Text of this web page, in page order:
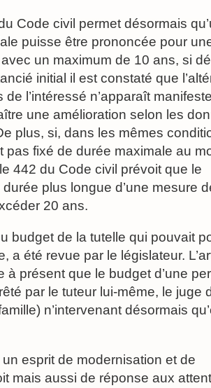
Code civil permet désormais
puisse être prononcée pour
un maximum de 10 ans, si
initial il est constaté que
l’intéressé n’apparaît
une amélioration selon les
plus, si, dans les mêmes
pas fixé de durée maximale au
442 du Code civil prévoit que le
plus longue d’une mesure
20 ans.
budget de la tutelle qui pouvait
a été revue par le législateur.
à présent que le budget d’une
par le tuteur lui-même, le juge
n’intervenant désormais
esprit de modernisation et de
mais aussi de réponse aux